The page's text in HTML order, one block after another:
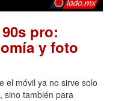
pro:
y foto
el móvil ya no sirve solo
sino también para